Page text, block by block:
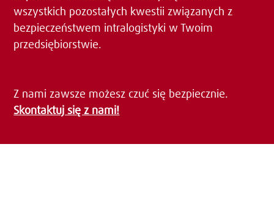
wszystkich pozostałych kwestii związanych z
bezpieczeństwem intralogistyki w Twoim
przedsiębiorstwie.
Z nami zawsze możesz czuć się bezpiecznie.
Skontaktuj się z nami!